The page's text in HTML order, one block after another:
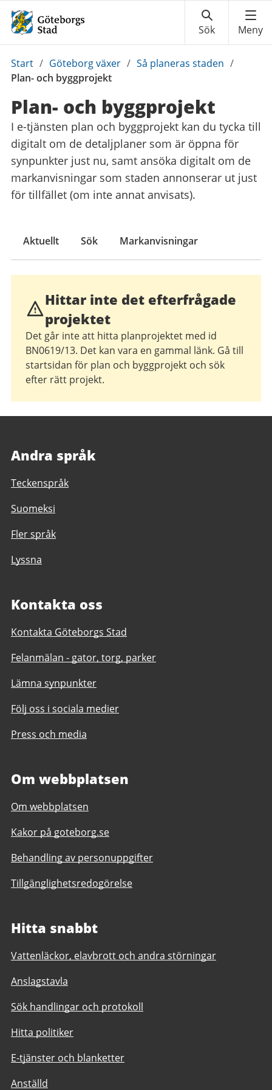
Du
är
Start / Göteborg växer / Så planeras staden /
Plan- och byggprojekt
Plan- och byggprojekt
I e-tjänsten plan och byggprojekt kan du tycka till
digitalt om de detaljplaner som är öppna för
synpunkter just nu, samt ansöka digitalt om de
markanvisningar som staden annonserar ut just
för tillfället (om inte annat anvisats).
Aktuellt Sök Markanvisningar
Hittar inte det efterfrågade
projektet
Det går inte att hitta planprojektet med id
BN0619/13. Det kan vara en gammal länk. Gå till
startsidan för plan och byggprojekt och sök
efter rätt projekt.
Andra språk
Teckenspråk
Suomeksi
Fler språk
Lyssna
Kontakta oss
Kontakta Göteborgs Stad
Felanmälan - gator, torg, parker
Lämna synpunkter
Följ oss i sociala medier
Press och media
Om webbplatsen
Om webbplatsen
Kakor på goteborg.se
Behandling av personuppgifter
Tillgänglighetsredogörelse
Hitta snabbt
Vattenläckor, elavbrott och andra störningar
Anslagstavla
Sök handlingar och protokoll
Hitta politiker
E-tjänster och blanketter
Anställd